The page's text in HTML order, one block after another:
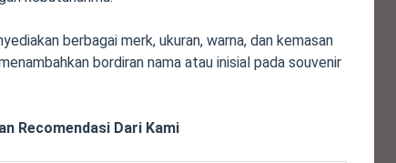
berbagai merk, ukuran, warna, dan kemasan
bordiran nama atau inisial pada souvenir
Recomendasi Dari Kami